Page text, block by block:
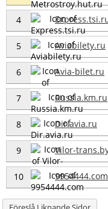
4
5 Aviabilety.ru
6 Avia-bilet.ru
7 Russia.km.ru
8 Dir.avia.ru
9 Vilor-
10 9954444.com